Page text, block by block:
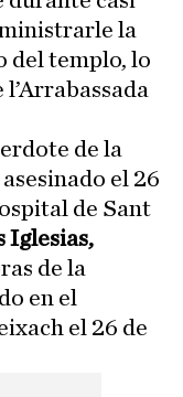
la
del templo, lo
de la
el 26
de Sant
Iglesias,
de la
en el
el 26 de